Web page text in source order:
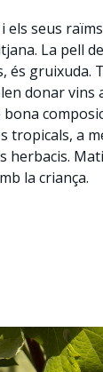
els seus
La pell
és gruixuda.
donar vins
tropicals, a
herbacis.
la criança.